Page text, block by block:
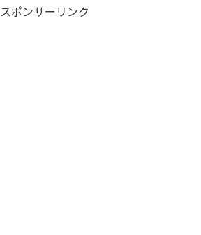
スポンサーリンク